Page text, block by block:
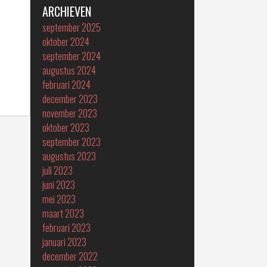
ARCHIEVEN
september 2025
oktober 2024
september 2024
augustus 2024
februari 2024
december 2023
november 2023
oktober 2023
september 2023
augustus 2023
juli 2023
juni 2023
mei 2023
maart 2023
februari 2023
januari 2023
december 2022